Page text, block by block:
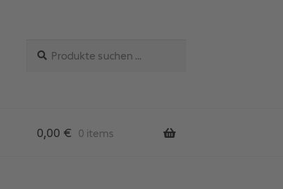
nach:
0,00 € 0 items